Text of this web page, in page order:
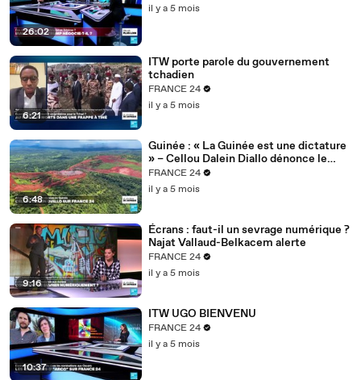
26:02
il y a 5 mois
6:21
ITW porte parole du gouvernement
tchadien
FRANCE 24
il y a 5 mois
6:48
Guinée : « La Guinée est une dictature
» – Cellou Dalein Diallo dénonce le
régime Doumbouya
FRANCE 24
il y a 5 mois
9:16
Écrans : faut-il un sevrage numérique ?
Najat Vallaud-Belkacem alerte
FRANCE 24
il y a 5 mois
10:37
ITW UGO BIENVENU
FRANCE 24
il y a 5 mois